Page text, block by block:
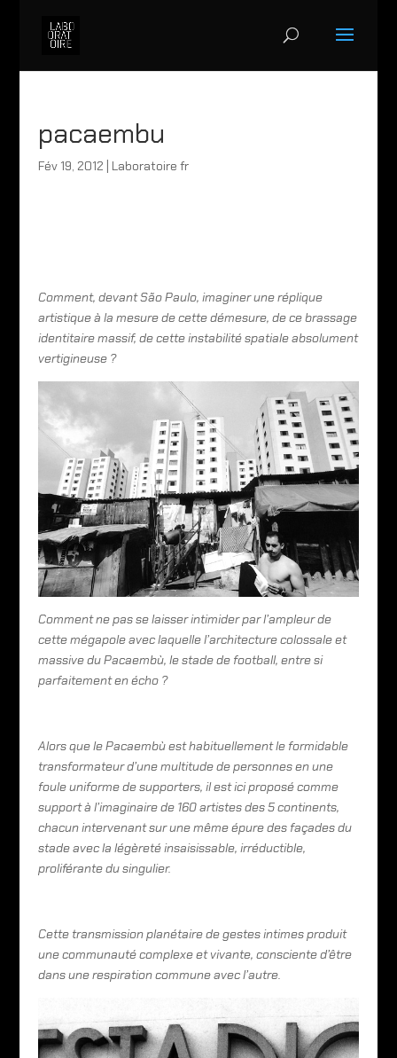
pacaembu
Fév 19, 2012 Laboratoire fr
Comment, devant São Paulo, imaginer une réplique
artistique à la mesure de cette démesure, de ce brassage
identitaire massif, de cette instabilité spatiale absolument
vertigineuse ?
Comment ne pas se laisser intimider par l’ampleur de
cette mégapole avec laquelle l’architecture colossale et
massive du Pacaembù, le stade de football, entre si
parfaitement en écho ?
Alors que le Pacaembù est habituellement le formidable
transformateur d’une multitude de personnes en une
foule uniforme de supporters, il est ici proposé comme
support à l’imaginaire de 160 artistes des 5 continents,
chacun intervenant sur une même épure des façades du
stade avec la légèreté insaisissable, irréductible,
proliférante du singulier.
Cette transmission planétaire de gestes intimes produit
une communauté complexe et vivante, consciente d’être
dans une respiration commune avec l’autre.